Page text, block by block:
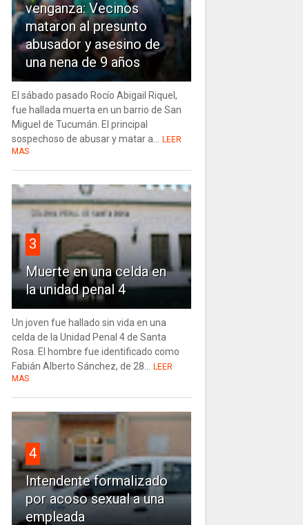
venganza: Vecinos
mataron al presunto
abusador y asesino de
una nena de 9 años
El sábado pasado Rocío Abigail Riquel,
fue hallada muerta en un barrio de San
Miguel de Tucumán. El principal
sospechoso de abusar y matar a... LEER
MAS
3
Muerte en una celda en
la unidad penal 4
Un joven fue hallado sin vida en una
celda de la Unidad Penal 4 de Santa
Rosa. El hombre fue identificado como
Fabián Alberto Sánchez, de 28... LEER
MAS
4
Intendente formalizado
por acoso sexual a una
empleada